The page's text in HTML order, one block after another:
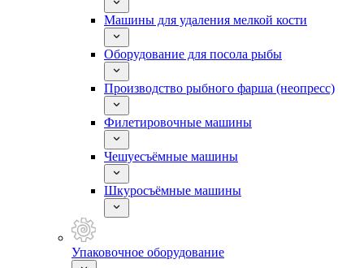
Машины для удаления мелкой кости
Оборудование для посола рыбы
Производство рыбного фарша (неопресс)
Филетировочные машины
Чешуесъёмные машины
Шкуросъёмные машины
Упаковочное оборудование